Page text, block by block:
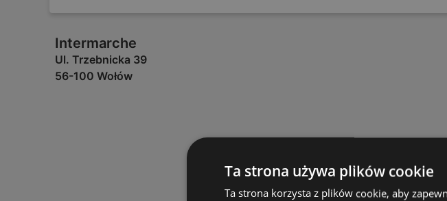
Intermarche
Ul. Trzebnicka 39
56-100 Wołów
Ta strona używa plików cookie
Ta strona korzysta z plików cookie, aby